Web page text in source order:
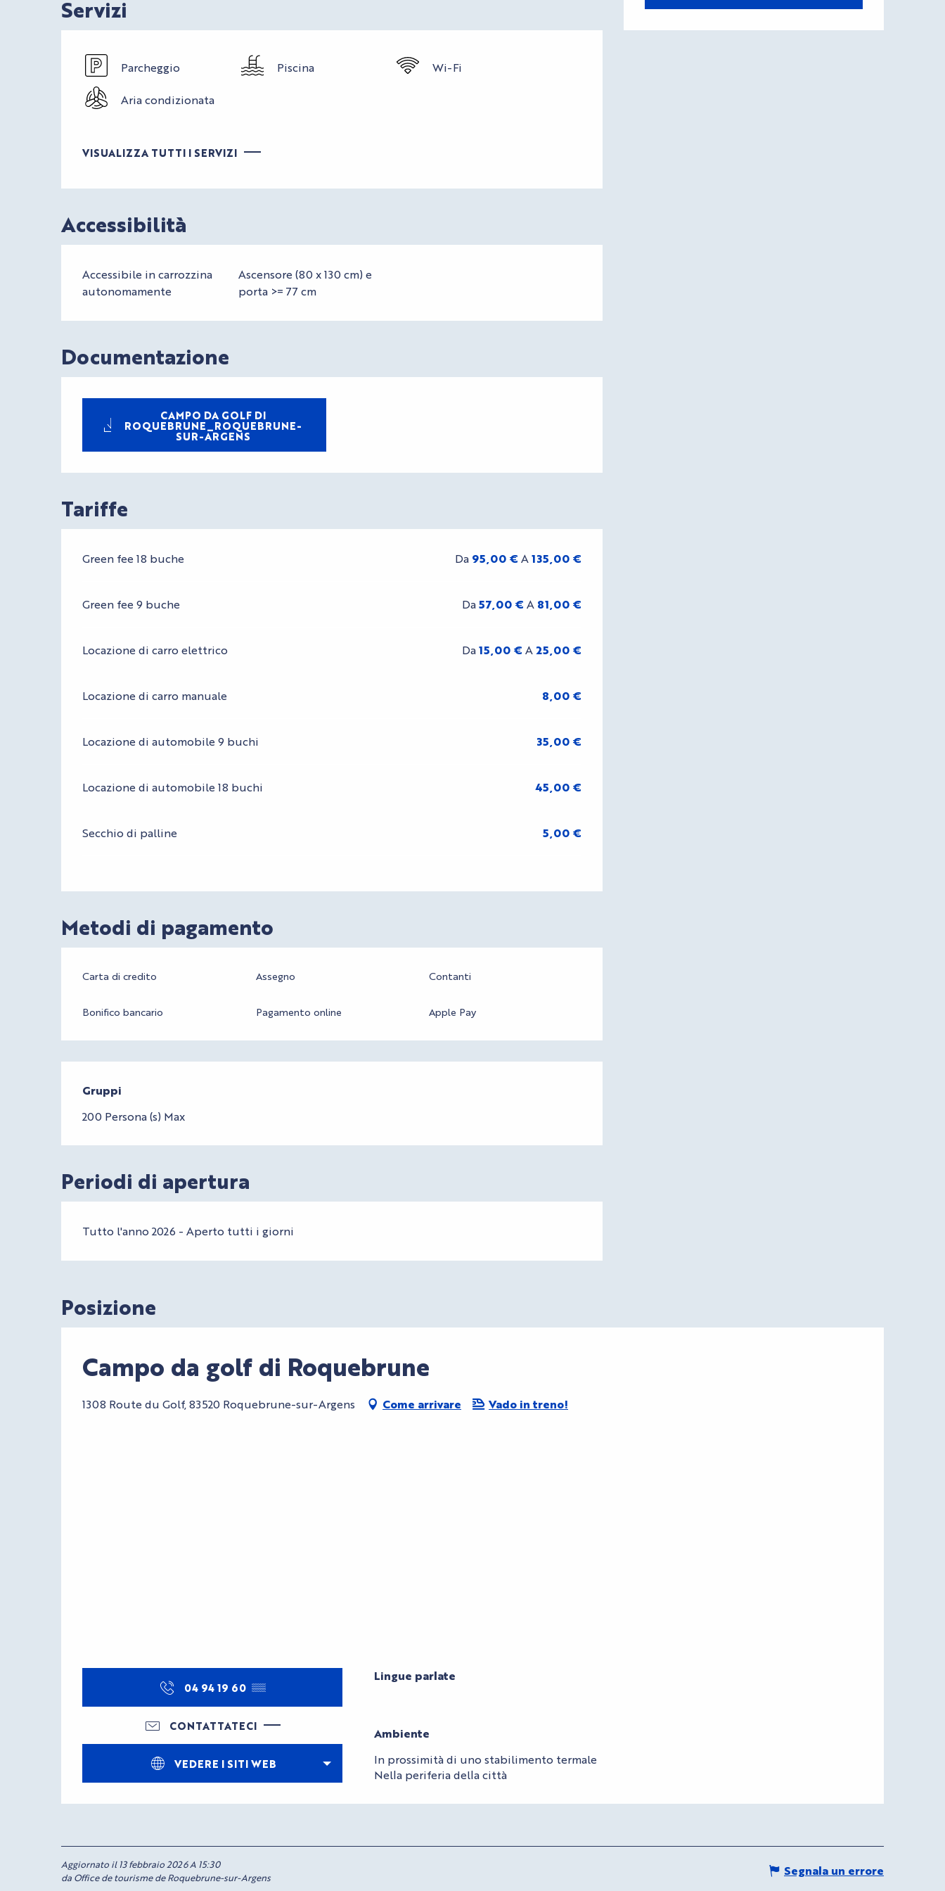
Servizi
Parcheggio Piscina Wi-Fi
Aria condizionata
VISUALIZZA TUTTI I SERVIZI
Accessibilità
Accessibile in carrozzina
autonomamente
Ascensore (80 x 130 cm) e
porta >= 77 cm
Documentazione
CAMPO DA GOLF DI
ROQUEBRUNE_ROQUEBRUNE-
SUR-ARGENS
Tariffe
Tariffe 2026
Green fee 18 buche Da 95,00 € A135,00 €
Green fee 9 buche Da57,00 € A 81,00 €
Locazione di carro elettrico Da15,00 € A25,00 €
Locazione di carro manuale 8,00 €
Locazione di automobile 9 buchi 35,00 €
Locazione di automobile 18 buchi 45,00 €
Secchio di palline 5,00 €
Metodi di pagamento
Carta di credito Assegno Contanti
Bonifico bancario Pagamento online Apple Pay
Gruppi
Gruppi
200 Persona (s) Max
Periodi di apertura
Tutto l'anno 2026 - Aperto tutti i giorni
Posizione
Campo da golf di Roquebrune
1308 Route du Golf, 83520 Roquebrune-sur-Argens Come arrivare Vado in treno!
04 94 19 60 ▒▒
CONTATTATECI
VEDERE I SITI WEB
Lingue parlate
Lingue parlate
Ambiente
Ambiente
In prossimità di uno stabilimento termale
Nella periferia della città
Aggiornato il 13 febbraio 2026 A 15:30
da Office de tourisme de Roquebrune-sur-Argens
Segnala un errore